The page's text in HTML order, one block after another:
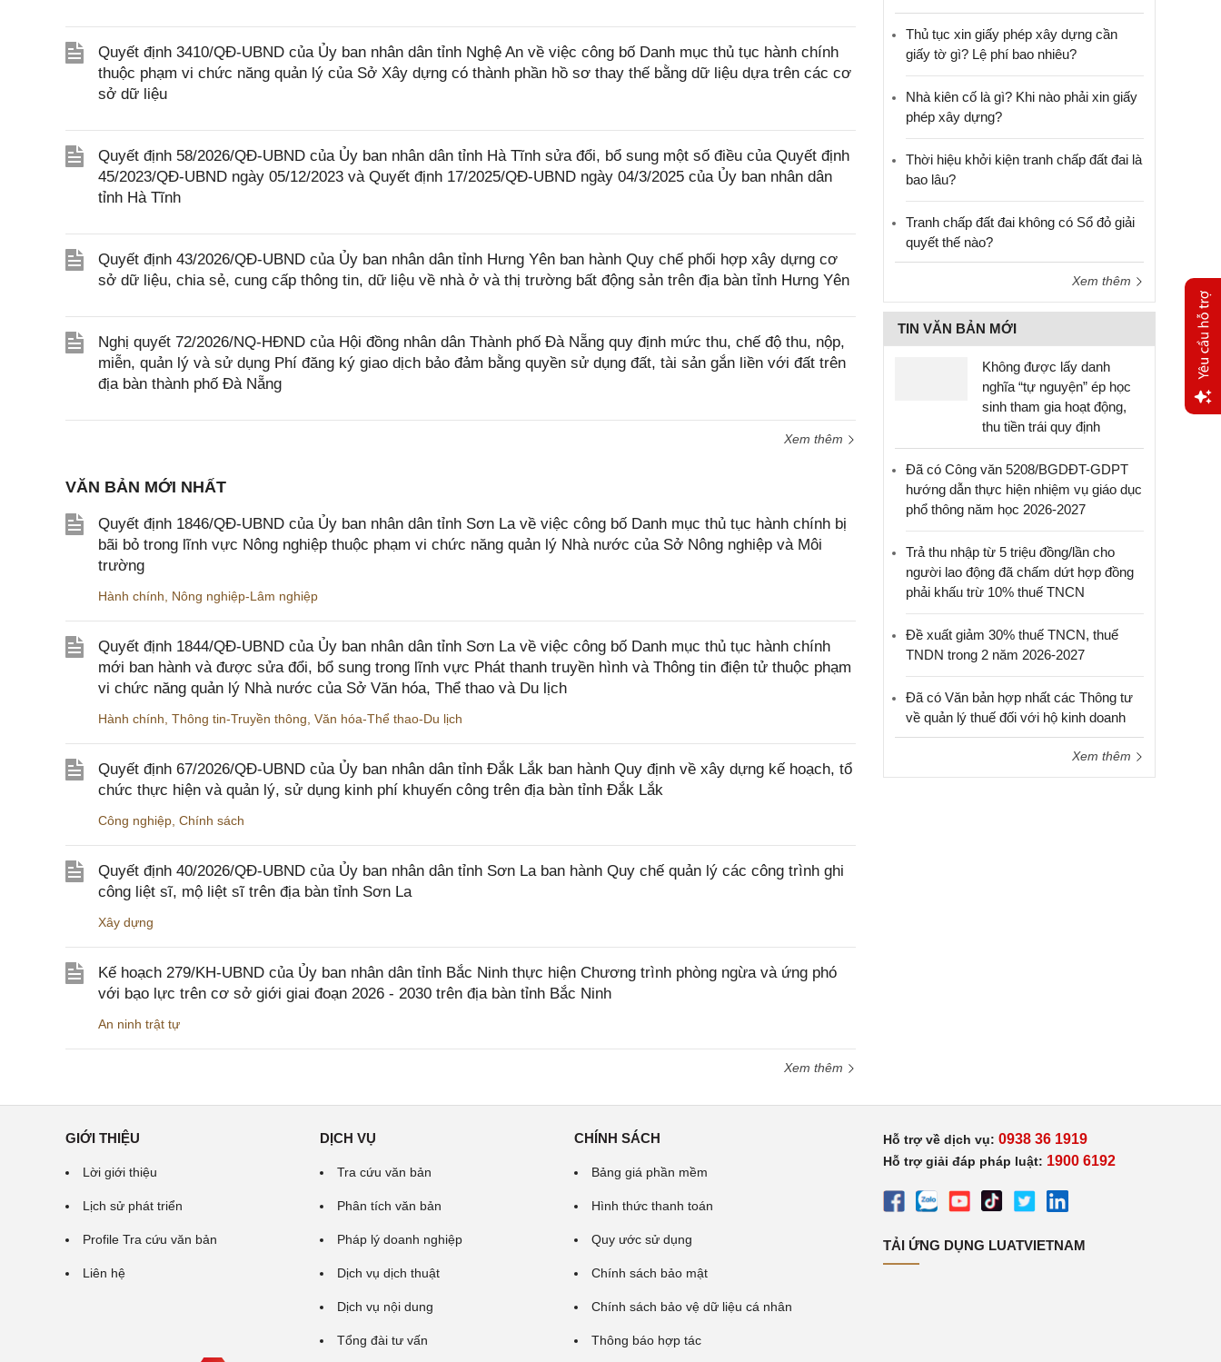
Quyết định 3410/QĐ-UBND của Ủy ban nhân dân tỉnh Nghệ An về việc công bố Danh mục thủ tục hành chính
thuộc phạm vi chức năng quản lý của Sở Xây dựng có thành phần hồ sơ thay thế bằng dữ liệu dựa trên các cơ
sở dữ liệu
Quyết định 58/2026/QĐ-UBND của Ủy ban nhân dân tỉnh Hà Tĩnh sửa đổi, bổ sung một số điều của Quyết định
45/2023/QĐ-UBND ngày 05/12/2023 và Quyết định 17/2025/QĐ-UBND ngày 04/3/2025 của Ủy ban nhân dân
tỉnh Hà Tĩnh
Quyết định 43/2026/QĐ-UBND của Ủy ban nhân dân tỉnh Hưng Yên ban hành Quy chế phối hợp xây dựng cơ
sở dữ liệu, chia sẻ, cung cấp thông tin, dữ liệu về nhà ở và thị trường bất động sản trên địa bàn tỉnh Hưng Yên
Nghị quyết 72/2026/NQ-HĐND của Hội đồng nhân dân Thành phố Đà Nẵng quy định mức thu, chế độ thu, nộp,
miễn, quản lý và sử dụng Phí đăng ký giao dịch bảo đảm bằng quyền sử dụng đất, tài sản gắn liền với đất trên
địa bàn thành phố Đà Nẵng
Xem thêm
VĂN BẢN MỚI NHẤT
Quyết định 1846/QĐ-UBND của Ủy ban nhân dân tỉnh Sơn La về việc công bố Danh mục thủ tục hành chính bị
bãi bỏ trong lĩnh vực Nông nghiệp thuộc phạm vi chức năng quản lý Nhà nước của Sở Nông nghiệp và Môi
trường
Hành chính Nông nghiệp-Lâm nghiệp
Quyết định 1844/QĐ-UBND của Ủy ban nhân dân tỉnh Sơn La về việc công bố Danh mục thủ tục hành chính
mới ban hành và được sửa đổi, bổ sung trong lĩnh vực Phát thanh truyền hình và Thông tin điện tử thuộc phạm
vi chức năng quản lý Nhà nước của Sở Văn hóa, Thể thao và Du lịch
Hành chính Thông tin-Truyền thông Văn hóa-Thể thao-Du lịch
Quyết định 67/2026/QĐ-UBND của Ủy ban nhân dân tỉnh Đắk Lắk ban hành Quy định về xây dựng kế hoạch, tổ
chức thực hiện và quản lý, sử dụng kinh phí khuyến công trên địa bàn tỉnh Đắk Lắk
Công nghiệp Chính sách
Quyết định 40/2026/QĐ-UBND của Ủy ban nhân dân tỉnh Sơn La ban hành Quy chế quản lý các công trình ghi
công liệt sĩ, mộ liệt sĩ trên địa bàn tỉnh Sơn La
Xây dựng
Kế hoạch 279/KH-UBND của Ủy ban nhân dân tỉnh Bắc Ninh thực hiện Chương trình phòng ngừa và ứng phó
với bạo lực trên cơ sở giới giai đoạn 2026 - 2030 trên địa bàn tỉnh Bắc Ninh
An ninh trật tự
Xem thêm
Thủ tục xin giấy phép xây dựng cần
giấy tờ gì? Lệ phí bao nhiêu?
Nhà kiên cố là gì? Khi nào phải xin giấy
phép xây dựng?
Thời hiệu khởi kiện tranh chấp đất đai là
bao lâu?
Tranh chấp đất đai không có Sổ đỏ giải
quyết thế nào?
Xem thêm
TIN VĂN BẢN MỚI
Không được lấy danh
nghĩa “tự nguyện” ép học
sinh tham gia hoạt động,
thu tiền trái quy định
Đã có Công văn 5208/BGDĐT-GDPT
hướng dẫn thực hiện nhiệm vụ giáo dục
phổ thông năm học 2026-2027
Trả thu nhập từ 5 triệu đồng/lần cho
người lao động đã chấm dứt hợp đồng
phải khấu trừ 10% thuế TNCN
Đề xuất giảm 30% thuế TNCN, thuế
TNDN trong 2 năm 2026-2027
Đã có Văn bản hợp nhất các Thông tư
về quản lý thuế đối với hộ kinh doanh
Xem thêm
GIỚI THIỆU
Lời giới thiệu
Lịch sử phát triển
Profile Tra cứu văn bản
Liên hệ
DỊCH VỤ
Tra cứu văn bản
Phân tích văn bản
Pháp lý doanh nghiệp
Dịch vụ dịch thuật
Dịch vụ nội dung
Tổng đài tư vấn
CHÍNH SÁCH
Bảng giá phần mềm
Hình thức thanh toán
Quy ước sử dụng
Chính sách bảo mật
Chính sách bảo vệ dữ liệu cá nhân
Thông báo hợp tác
Hỗ trợ về dịch vụ: 0938 36 1919
Hỗ trợ giải đáp pháp luật: 1900 6192
TẢI ỨNG DỤNG LUATVIETNAM